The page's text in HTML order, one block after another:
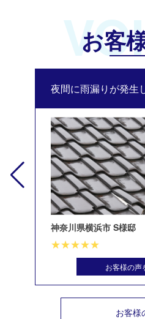
お客
夜間に雨漏りが発生
神奈川県横浜市 S様邸
お客様の声
お客様